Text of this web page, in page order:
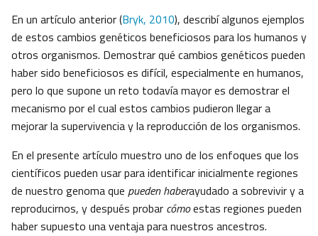
En un artículo anterior (Bryk, 2010), describí algunos ejemplos
de estos cambios genéticos beneficiosos para los humanos y
otros organismos. Demostrar qué cambios genéticos pueden
haber sido beneficiosos es difícil, especialmente en humanos,
pero lo que supone un reto todavía mayor es demostrar el
mecanismo por el cual estos cambios pudieron llegar a
mejorar la supervivencia y la reproducción de los organismos.
En el presente artículo muestro uno de los enfoques que los
científicos pueden usar para identificar inicialmente regiones
de nuestro genoma que pueden haberayudado a sobrevivir y a
reproducirnos, y después probar cómoestas regiones pueden
haber supuesto una ventaja para nuestros ancestros.